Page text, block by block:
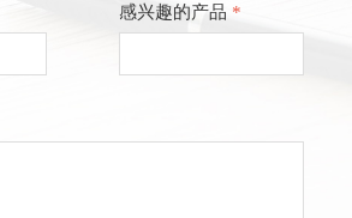
感兴趣的产品 *